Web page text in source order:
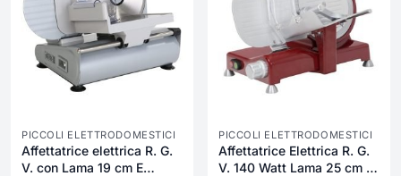
PICCOLI ELETTRODOMESTICI
Affettatrice elettrica R. G.
V. con Lama 19 cm E
PICCOLI ELETTRODOMESTICI
Affettatrice Elettrica R. G.
V. 140 Watt Lama 25 cm in